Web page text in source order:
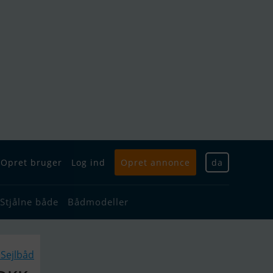
Opret bruger Log ind Opret annonce da
Stjålne både Bådmodeller
Sejlbåd